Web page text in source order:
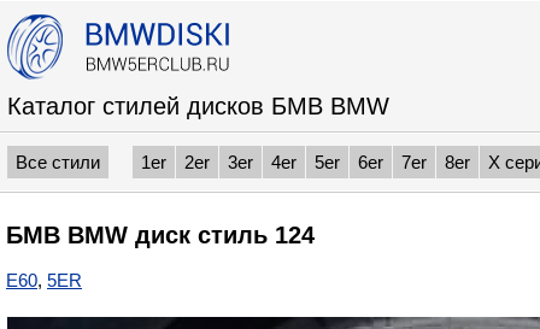
Каталог стилей дисков БМВ BMW
Все стили 1er 2er 3er 4er 5er 6er 7er 8er X
БМВ BMW диск стиль 124
E60, 5ER